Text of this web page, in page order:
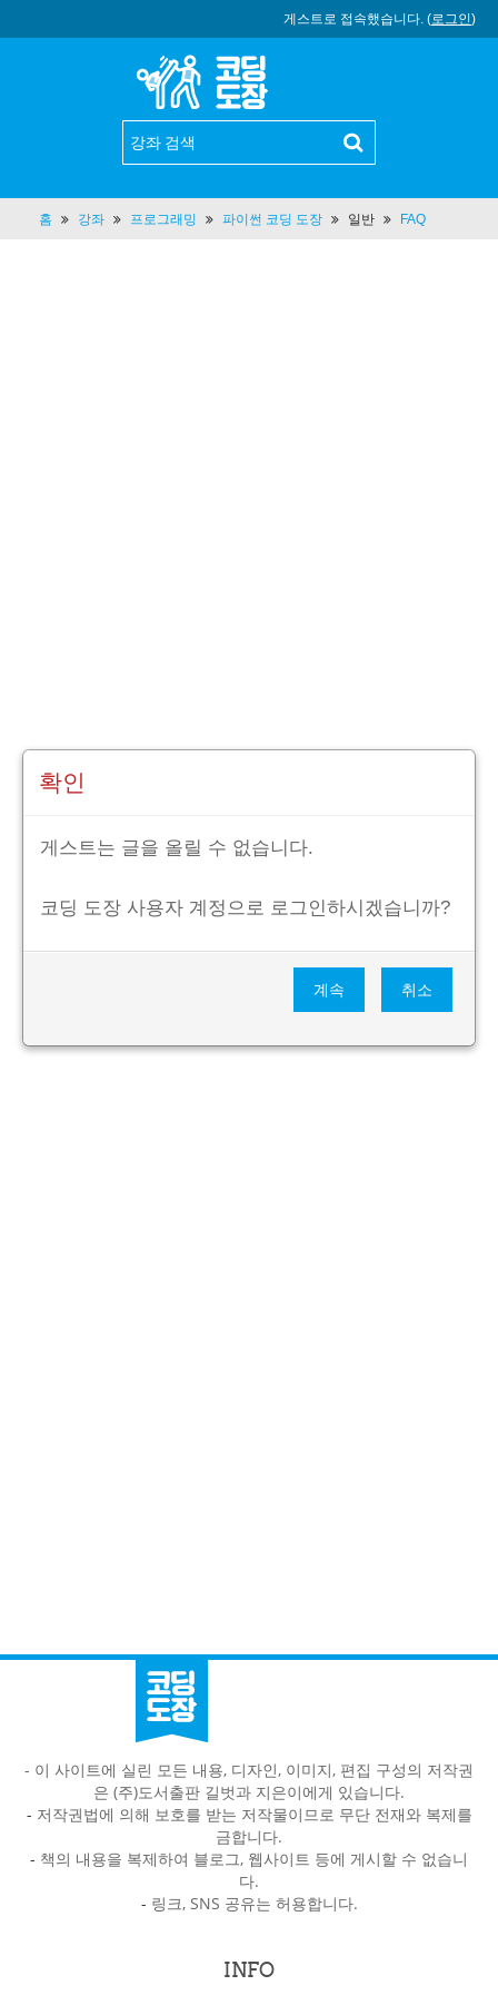
게스트로 접속했습니다. (로그인)
홈 강좌 프로그래밍 파이썬 코딩 도장 일반 FAQ
확인
게스트는 글을 올릴 수 없습니다.
코딩 도장 사용자 계정으로 로그인하시겠습니까?
- 이 사이트에 실린 모든 내용, 디자인, 이미지, 편집 구성의 저작권
은 (주)도서출판 길벗과 지은이에게 있습니다.
- 저작권법에 의해 보호를 받는 저작물이므로 무단 전재와 복제를
금합니다.
- 책의 내용을 복제하여 블로그, 웹사이트 등에 게시할 수 없습니
다.
- 링크, SNS 공유는 허용합니다.
INFO